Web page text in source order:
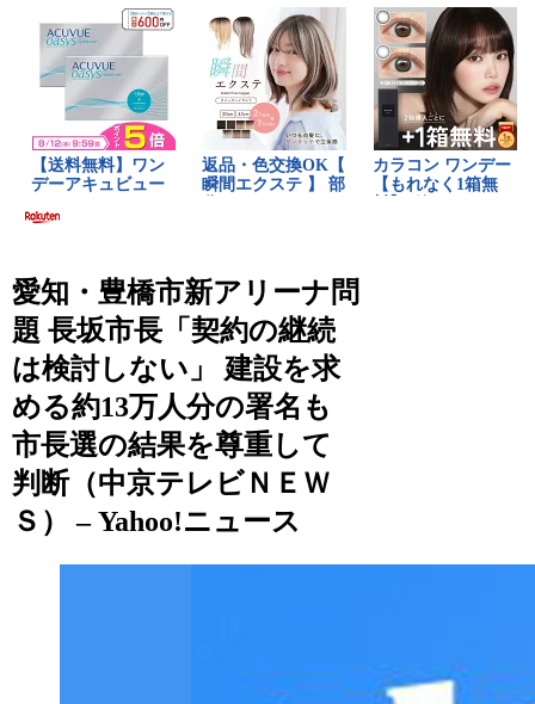
愛知・豊橋市新アリーナ問
題 長坂市長「契約の継続
は検討しない」 建設を求
める約13万人分の署名も
市長選の結果を尊重して
判断（中京テレビＮＥＷ
Ｓ） – Yahoo!ニュース